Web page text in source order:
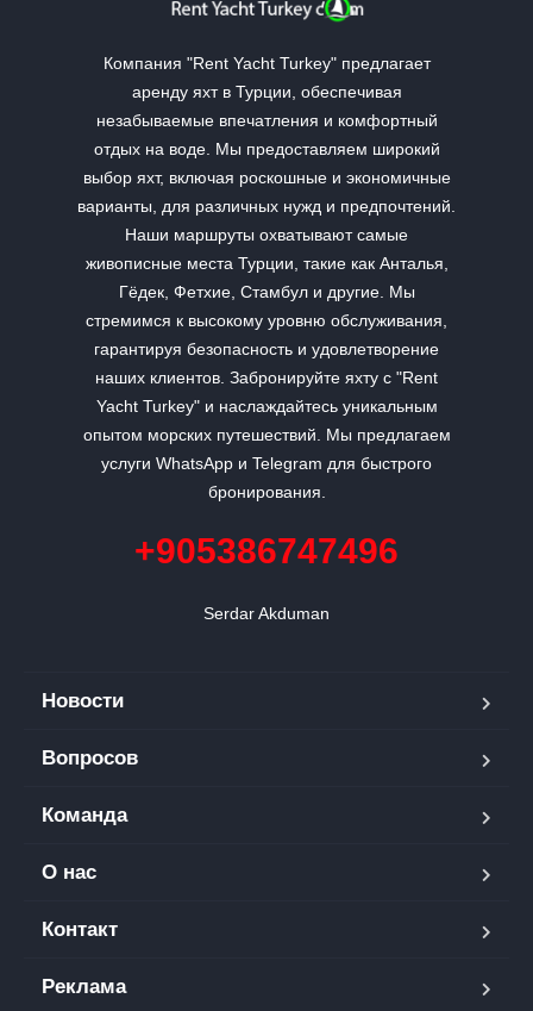
Компания "Rent Yacht Turkey" предлагает
аренду яхт в Турции, обеспечивая
незабываемые впечатления и комфортный
отдых на воде. Мы предоставляем широкий
выбор яхт, включая роскошные и экономичные
варианты, для различных нужд и предпочтений.
Наши маршруты охватывают самые
живописные места Турции, такие как Анталья,
Гёдек, Фетхие, Стамбул и другие. Мы
стремимся к высокому уровню обслуживания,
гарантируя безопасность и удовлетворение
наших клиентов. Забронируйте яхту с "Rent
Yacht Turkey" и наслаждайтесь уникальным
опытом морских путешествий. Мы предлагаем
услуги WhatsApp и Telegram для быстрого
бронирования.
+905386747496
Serdar Akduman
Новости
Вопросов
Команда
О нас
Контакт
Реклама